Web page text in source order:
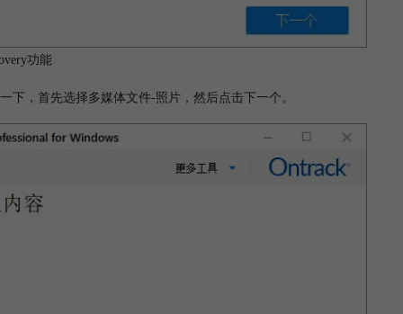
功能
，首先选择多媒体文件-照片，然后点击下一个。